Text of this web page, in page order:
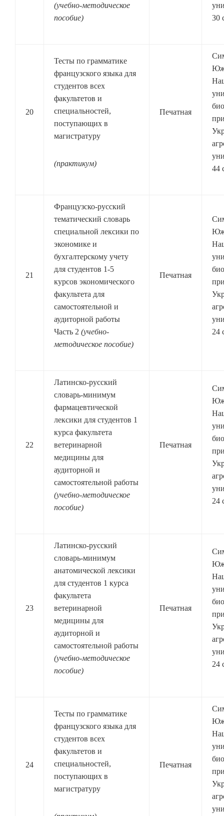
(учебно-методическое
пособие)
30
20
Тесты по грамматике
французского языка для
студентов всех
факультетов и
специальностей,
поступающих в
магистратуру
(практикум)
Печатная
44
21
Французско-русский
тематический словарь
специальной лексики по
экономике и
бухгалтерскому учету
для студентов 1-5
курсов экономического
факультета для
самостоятельной и
аудиторной работы
Часть 2 (учебно-
методическое пособие)
Печатная
24
22
Латинско-русский
словарь-минимум
фармацевтической
лексики для студентов 1
курса факультета
ветеринарной
медицины для
аудиторной и
самостоятельной работы
(учебно-методическое
пособие)
Печатная
24
23
Латинско-русский
словарь-минимум
анатомической лексики
для студентов 1 курса
факультета
ветеринарной
медицины для
аудиторной и
самостоятельной работы
(учебно-методическое
пособие)
Печатная
24
24
Тесты по грамматике
французского языка для
студентов всех
факультетов и
специальностей,
поступающих в
магистратуру
Печатная